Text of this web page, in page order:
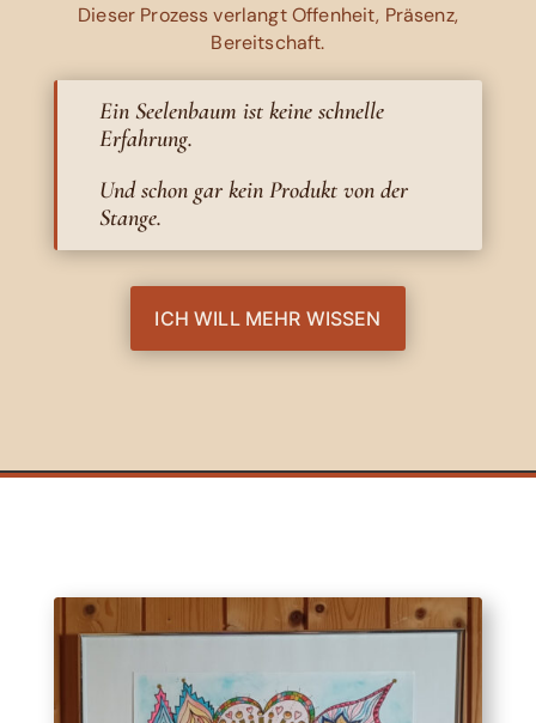
Dieser Prozess verlangt Offenheit, Präsenz,
Bereitschaft.
Ein Seelenbaum ist keine schnelle
Erfahrung.
Und schon gar kein Produkt von der
Stange.
ICH WILL MEHR WISSEN